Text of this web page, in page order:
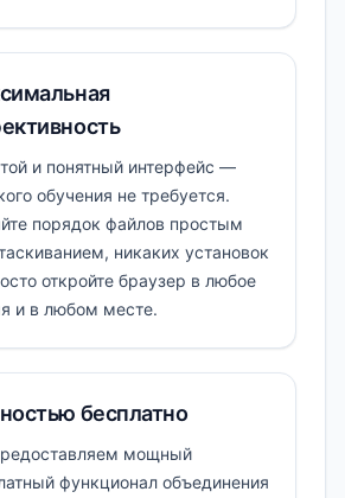
и понятный интерфейс —
обучения не требуется.
порядок файлов простым
никаких установок
откройте браузер в любое
и в любом месте.
бесплатно
мощный
функционал объединения